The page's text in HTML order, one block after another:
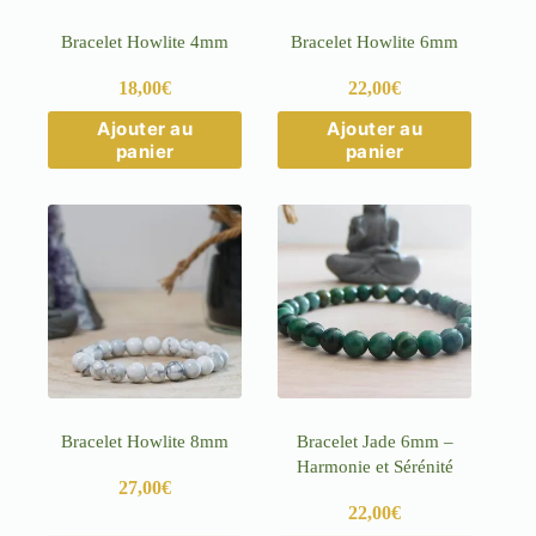
Bracelet Howlite 4mm
18,00€
Ajouter au
panier
Ce
produit
a
variations.
options
peuvent
être
sur
la
page
du
Bracelet Howlite 6mm
22,00€
Ajouter au
panier
Ce
produit
a
variations.
Les
options
peuvent
être
choisies
sur
la
du
Bracelet Howlite 8mm
27,00€
Bracelet Jade 6mm –
Harmonie et Sérénité
22,00€